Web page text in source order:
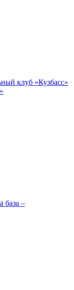
клуб «Кузбасс»
база –